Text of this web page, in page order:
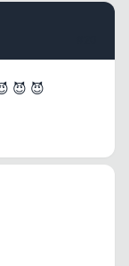
😈 😈